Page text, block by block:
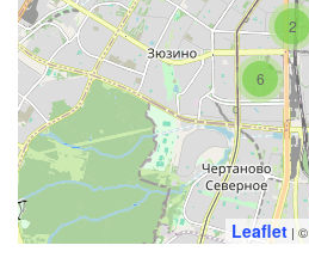
2
6
Leaflet | ©